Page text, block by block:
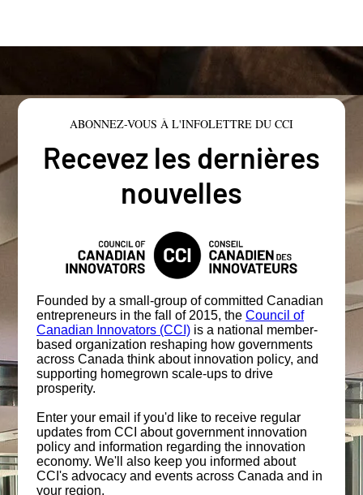
ABONNEZ-VOUS À L'INFOLETTRE DU CCI
Recevez les dernières
nouvelles